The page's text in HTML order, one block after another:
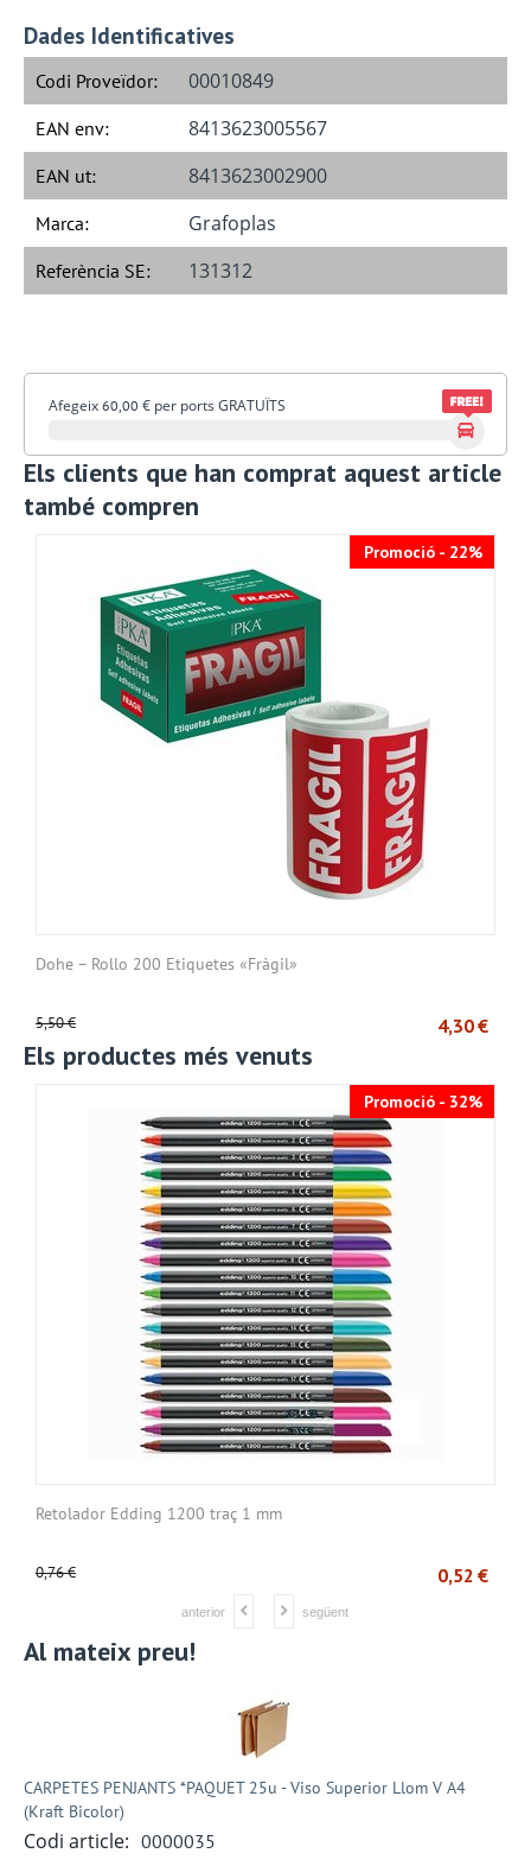
Dades Identificatives
Codi Proveïdor: 00010849
EAN env: 8413623005567
EAN ut: 8413623002900
Marca: Grafoplas
Referència SE: 131312
Afegeix 60,00 € per ports GRATUÏTS
Els clients que han comprat aquest article
també compren
Promoció - 22%
Dohe – Rollo 200 Etiquetes «Fràgil»
5,50€ 4,30€
Els productes més venuts
Promoció - 32%
Retolador Edding 1200 traç 1 mm
0,76€ 0,52 €
anterior següent
Al mateix preu!
CARPETES PENJANTS *PAQUET 25u - Viso Superior Llom V A4
(Kraft Bicolor)
Codi article: 0000035